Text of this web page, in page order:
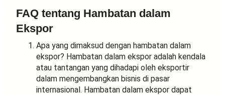
FAQ tentang Hambatan dalam
Ekspor
Apa yang dimaksud dengan hambatan dalam
ekspor? Hambatan dalam ekspor adalah kendala
atau tantangan yang dihadapi oleh eksportir
dalam mengembangkan bisnis di pasar
internasional. Hambatan dalam ekspor dapat